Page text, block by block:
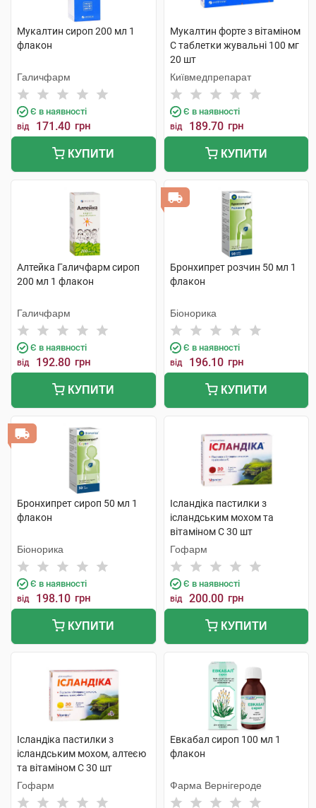
Мукалтин сироп 200 мл 1
флакон
Галичфарм
Є в наявності
від 171.40 грн
КУПИТИ
Мукалтин форте з вітаміном
C таблетки жувальні 100 мг
20 шт
Київмедпрепарат
Є в наявності
від 189.70 грн
КУПИТИ
Алтейка Галичфарм сироп
200 мл 1 флакон
Галичфарм
Є в наявності
від 192.80 грн
КУПИТИ
Бронхипрет розчин 50 мл 1
флакон
Біонорика
Є в наявності
від 196.10 грн
КУПИТИ
Бронхипрет сироп 50 мл 1
флакон
Біонорика
Є в наявності
від 198.10 грн
КУПИТИ
Ісландіка пастилки з
ісландським мохом та
вітаміном С 30 шт
Гофарм
Є в наявності
від 200.00 грн
КУПИТИ
Ісландіка пастилки з
ісландським мохом, алтеєю
та вітаміном С 30 шт
Гофарм
Евкабал сироп 100 мл 1
флакон
Фарма Вернігероде